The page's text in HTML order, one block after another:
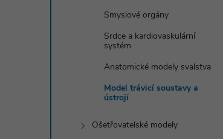
Smyslové orgány
Srdce a kardiovaskulární
systém
Anatomické modely svalstva
Model trávicí soustavy a
ústrojí
Ošetřovatelské modely